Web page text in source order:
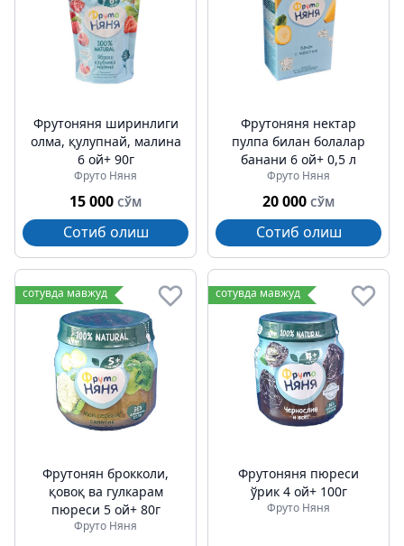
Фрутоняня ширинлиги
олма, қулупнай, малина
6 ой+ 90г
Фруто Няня
15 000 СЎМ
Сотиб олиш
Фрутоняня нектар
пулпа билан болалар
банани 6 ой+ 0,5 л
Фруто Няня
20 000 СЎМ
Сотиб олиш
сотувда мавжуд
Фрутонян брокколи,
қовоқ ва гулкарам
пюреси 5 ой+ 80г
Фруто Няня
сотувда мавжуд
Фрутоняня пюреси
ўрик 4 ой+ 100г
Фруто Няня